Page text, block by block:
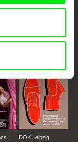
klíčových evropských
Naším cílem je
jeho rozmanitost a
DOK Leipzig